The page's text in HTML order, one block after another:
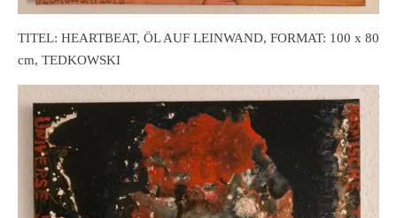
TITEL: HEARTBEAT, ÖL AUF LEINWAND, FORMAT: 100 x 80
cm, TEDKOWSKI